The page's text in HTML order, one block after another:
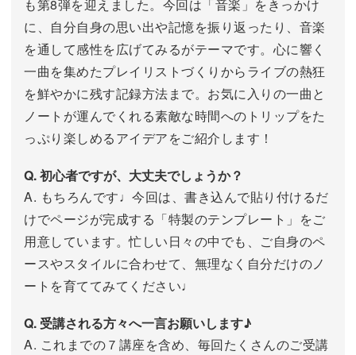
も第8弾を迎えました。今回は「音楽」をきっかけ
に、自分自身の思い出や記憶を振り返ったり、音楽
を通して感性を広げてみるがテーマです。心に響く
一曲を集めたプレイリストづくりからライブの熱狂
を鮮やかに残す記録方法まで。お気に入りの一曲と
ノートが運んでくれる素敵な時間へのトリップをた
っぷり楽しめるアイデアをご紹介します！
Q. 初心者ですが、大丈夫でしょうか？
A. もちろんです♩今回は、書き込んで貼り付けるだ
けでページが完成する「特製のテンプレート」をご
用意しています。忙しい日々の中でも、ご自身のペ
ースやスタイルに合わせて、無理なく自分だけのノ
ートを育ててみてください♩
Q. 受講される方々へ一言お願いします♪
A. これまでの７講座を含め、毎回たくさんのご受講